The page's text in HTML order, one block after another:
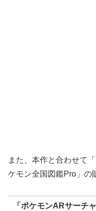
また、本作と合わせて
ケモン全国図鑑Pro」の
「ポケモンARサーチャ